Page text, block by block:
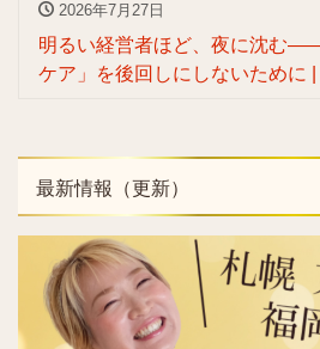
2026年7月27日
明るい経営者ほど、夜に沈む
ケア」を後回しにしないために
最新情報（更新）